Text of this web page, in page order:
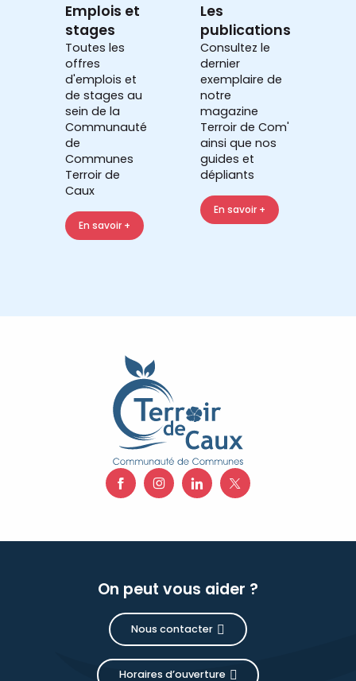
Emplois et
stages
Toutes les
offres
d'emplois et
de stages au
sein de la
Communauté
de
Communes
Terroir de
Caux
En savoir +
Les
publications
Consultez le
dernier
exemplaire de
notre
magazine
Terroir de Com'
ainsi que nos
guides et
dépliants
En savoir +
On peut vous aider ?
Nous contacter
Horaires d’ouverture